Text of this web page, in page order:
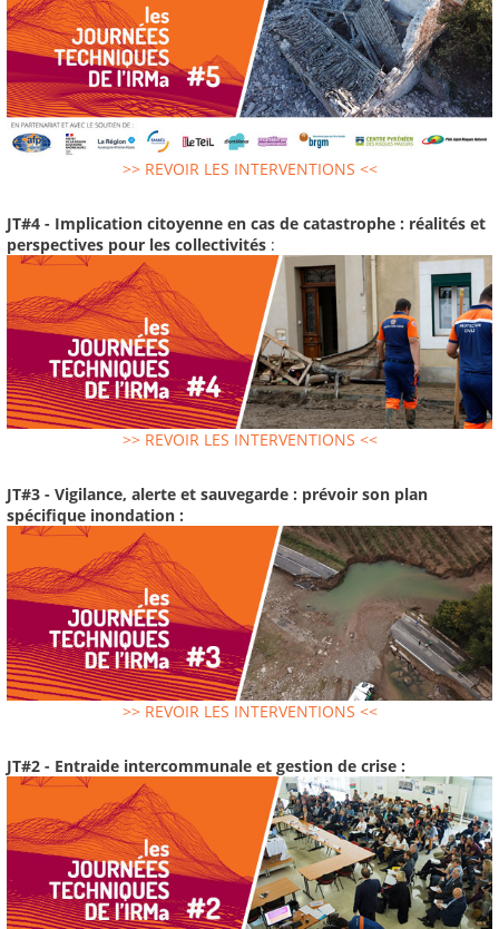
>> REVOIR LES INTERVENTIONS <<
JT#4 - Implication citoyenne en cas de catastrophe : réalités et
perspectives pour les collectivités :
>> REVOIR LES INTERVENTIONS <<
JT#3 - Vigilance, alerte et sauvegarde : prévoir son plan
spécifique inondation :
>> REVOIR LES INTERVENTIONS <<
JT#2 - Entraide intercommunale et gestion de crise :